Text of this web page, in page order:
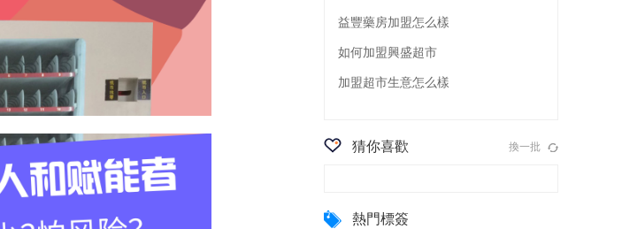
益豐藥房加盟怎么樣
如何加盟興盛超市
加盟超市生意怎么樣
猜你喜歡 換一批
熱門標簽